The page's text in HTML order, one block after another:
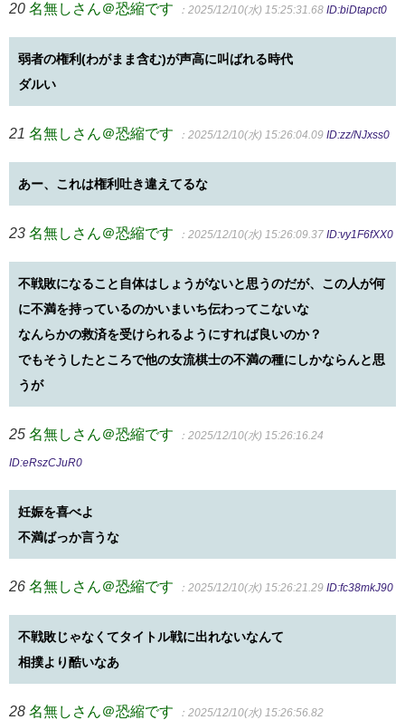
20 名無しさん＠恐縮です ：2025/12/10(水) 15:25:31.68 ID:biDtapct0
弱者の権利(わがまま含む)が声高に叫ばれる時代
ダルい
21 名無しさん＠恐縮です ：2025/12/10(水) 15:26:04.09 ID:zz/NJxss0
あー、これは権利吐き違えてるな
23 名無しさん＠恐縮です ：2025/12/10(水) 15:26:09.37 ID:vy1F6fXX0
不戦敗になること自体はしょうがないと思うのだが、この人が何
に不満を持っているのかいまいち伝わってこないな
なんらかの救済を受けられるようにすれば良いのか？
でもそうしたところで他の女流棋士の不満の種にしかならんと思
うが
25 名無しさん＠恐縮です ：2025/12/10(水) 15:26:16.24
ID:eRszCJuR0
妊娠を喜べよ
不満ばっか言うな
26 名無しさん＠恐縮です ：2025/12/10(水) 15:26:21.29 ID:fc38mkJ90
不戦敗じゃなくてタイトル戦に出れないなんて
相撲より酷いなあ
28 名無しさん＠恐縮です ：2025/12/10(水) 15:26:56.82